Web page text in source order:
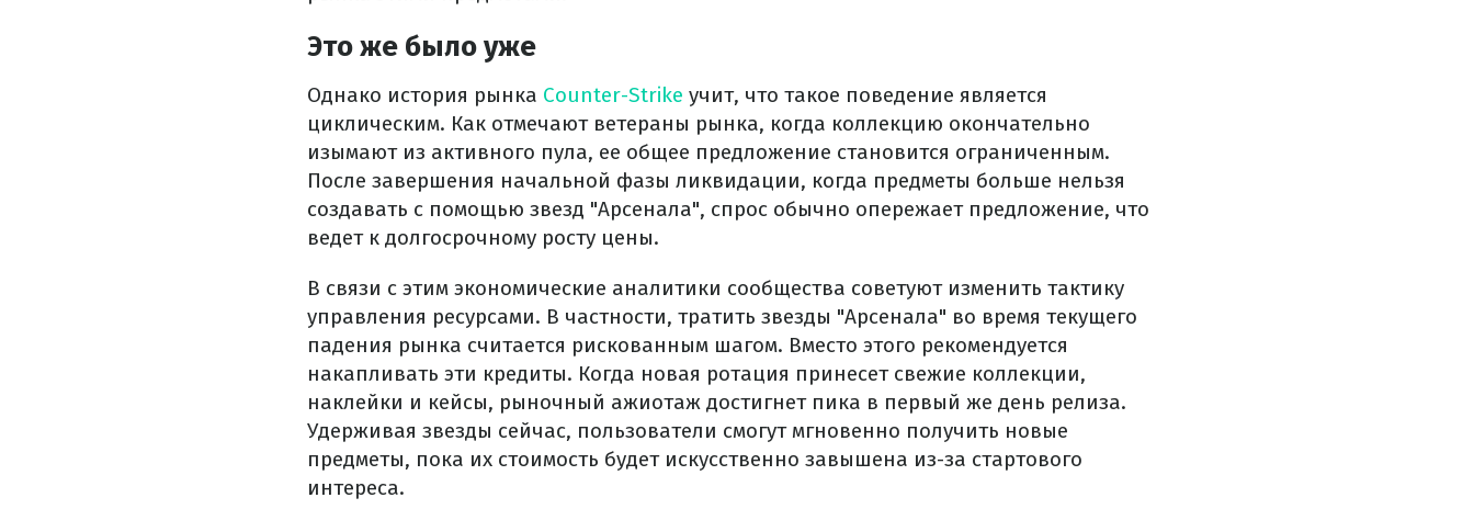
Это же было уже
Однако история рынка Counter-Strike учит, что такое поведение является
циклическим. Как отмечают ветераны рынка, когда коллекцию окончательно
изымают из активного пула, ее общее предложение становится ограниченным.
После завершения начальной фазы ликвидации, когда предметы больше нельзя
создавать с помощью звезд "Арсенала", спрос обычно опережает предложение, что
ведет к долгосрочному росту цены.
В связи с этим экономические аналитики сообщества советуют изменить тактику
управления ресурсами. В частности, тратить звезды "Арсенала" во время текущего
падения рынка считается рискованным шагом. Вместо этого рекомендуется
накапливать эти кредиты. Когда новая ротация принесет свежие коллекции,
наклейки и кейсы, рыночный ажиотаж достигнет пика в первый же день релиза.
Удерживая звезды сейчас, пользователи смогут мгновенно получить новые
предметы, пока их стоимость будет искусственно завышена из-за стартового
интереса.